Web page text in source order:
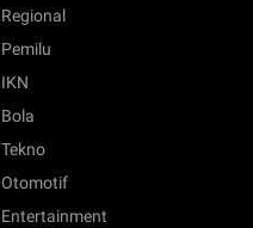
Regional
Pemilu
IKN
Bola
Tekno
Otomotif
Entertainment